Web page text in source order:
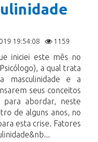
19:54:08 1159
iniciei este mês no
a qual trata
masculinidade e a
seus conceitos
para abordar, neste
de alguns anos, no
esta crise. Fatores